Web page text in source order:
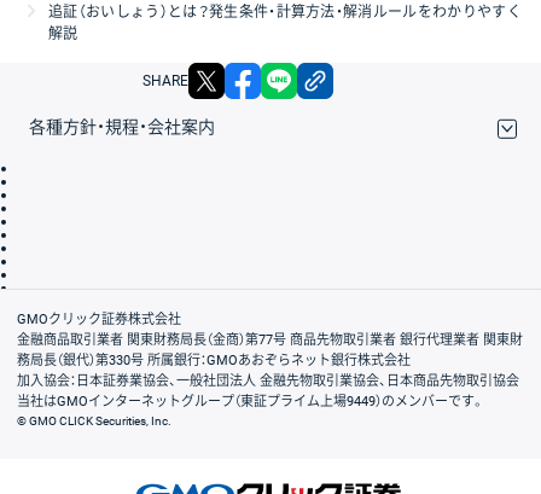
追証（おいしょう）とは？発生条件・計算方法・解消ルールをわかりやすく
解説
SHARE X facebook
各種方針・規程・会社案内
会社案内
GMOクリック証券株式会社
金融商品取引業者 関東財務局長（金商）第77号 商品先物取引業者 銀行代理業者 関東財
務局長（銀代）第330号 所属銀行：GMOあおぞらネット銀行株式会社
加入協会：日本証券業協会、一般社団法人 金融先物取引業協会、日本商品先物取引協会
当社はGMOインターネットグループ（東証プライム上場9449）のメンバーです。
© GMO CLICK Securities, Inc.